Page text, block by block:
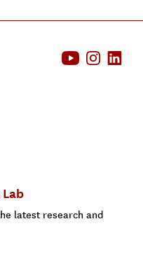
latest research and